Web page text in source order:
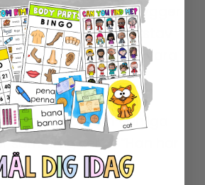
övning i hur man bygger
av stor bokstav
och punkt. Det kan vara
dessa
med de första
såväl som vanliga
“Jag ser …” “Han har